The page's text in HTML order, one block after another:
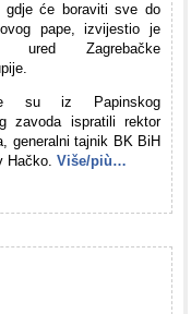
gdje će boraviti sve do
pape, izvijestio je
ured Zagrebačke
su iz Papinskog
zavoda ispratili rektor
generalni tajnik BK BiH
Hačko. Više/più…